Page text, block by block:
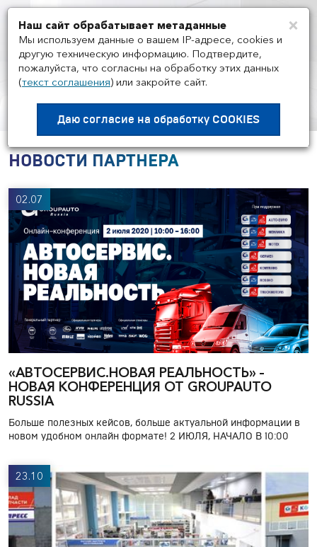
ДИСТРИБЬЮТОРЫ/ KOMTRANS
(КОМТРАНС)
НОВОСТИ ПАРТНЕРА
02.07
«АВТОСЕРВИС.НОВАЯ РЕАЛЬНОСТЬ» –
НОВАЯ КОНФЕРЕНЦИЯ ОТ GROUPAUTO
RUSSIA
Больше полезных кейсов, больше актуальной информации в
новом удобном онлайн формате! 2 ИЮЛЯ, НАЧАЛО В 10:00
23.10
×
Наш сайт обрабатывает метаданные
Мы используем данные о вашем IP-адресе, cookies и
другую техническую информацию. Подтвердите,
пожалуйста, что согласны на обработку этих данных
(текст соглашения) или закройте сайт.
Даю согласие на обработку COOKIES